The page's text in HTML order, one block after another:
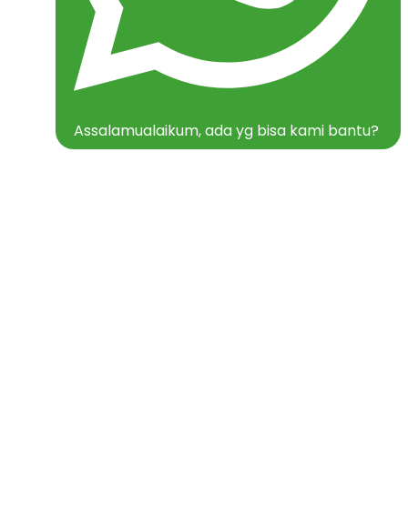
Assalamualaikum, ada yg bisa kami bantu?